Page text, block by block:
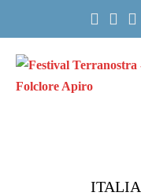
contenuto
ITALIA